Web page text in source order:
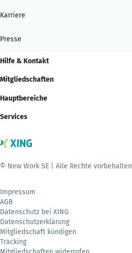
Karriere
Presse
Hilfe & Kontakt
Mitgliedschaften
Hauptbereiche
Services
© New Work SE | Alle Rechte vorbehalten
Impressum
AGB
Datenschutz bei XING
Datenschutzerklärung
Mitgliedschaft kündigen
Tracking